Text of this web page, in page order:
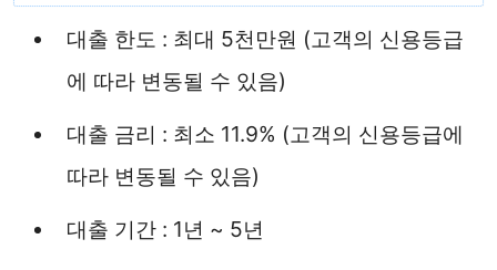
대출 한도 : 최대 5천만원 (고객의 신용등급
에 따라 변동될 수 있음)
대출 금리 : 최소 11.9% (고객의 신용등급에
따라 변동될 수 있음)
대출 기간 : 1년 ~ 5년